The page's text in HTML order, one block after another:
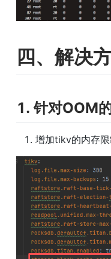
四、解决
1. 针对OOM
增加tikv的内存限